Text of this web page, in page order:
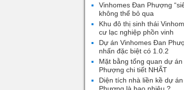
Vinhomes Đan Phượng
không thể bỏ qua
Khu đô thị sinh thái
cư lạc nghiệp phồn vinh
Dự án Vinhomes Đan
nhấn đặc biệt có 1.0.2
Mặt bằng tổng quan dự
Phượng chi tiết NHẤT
Diện tích nhà liền kề dự
Phượng là bao nhiêu ?